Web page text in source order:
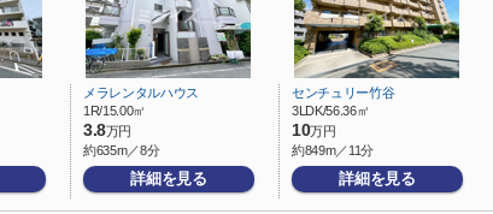
メラレンタルハウス
1R/15.00㎡
3.8万円
約635m／8分
詳細を見る
センチュリー竹谷
3LDK/56.36㎡
10万円
約849m／11分
詳細を見る